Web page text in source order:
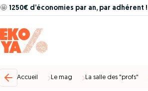
🤩 1250€ d’économies par an, par adhérent !
Accueil Le mag La salle des "profs"